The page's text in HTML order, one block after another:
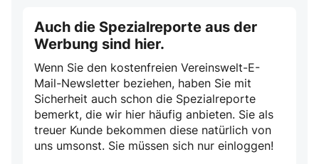
Auch die Spezialreporte aus der
Werbung sind hier.
Wenn Sie den kostenfreien Vereinswelt-E-
Mail-Newsletter beziehen, haben Sie mit
Sicherheit auch schon die Spezialreporte
bemerkt, die wir hier häufig anbieten. Sie als
treuer Kunde bekommen diese natürlich von
uns umsonst. Sie müssen sich nur einloggen!